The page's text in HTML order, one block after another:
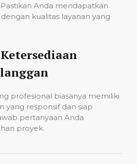
Anda mendapatkan
kualitas layanan yang
profesional biasanya memiliki
yang responsif dan siap
pertanyaan Anda
proyek.